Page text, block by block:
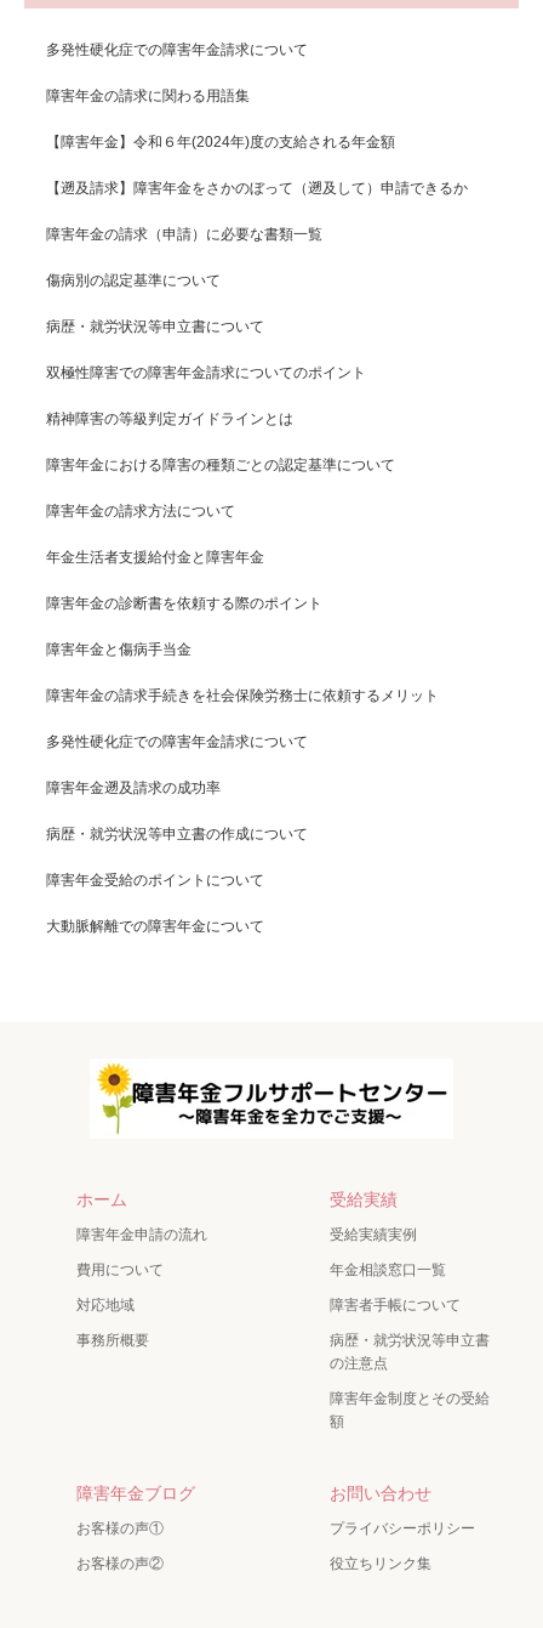
多発性硬化症での障害年金請求について
障害年金の請求に関わる用語集
【障害年金】令和６年(2024年)度の支給される年金額
【遡及請求】障害年金をさかのぼって（遡及して）申請できるか
障害年金の請求（申請）に必要な書類一覧
傷病別の認定基準について
病歴・就労状況等申立書について
双極性障害での障害年金請求についてのポイント
精神障害の等級判定ガイドラインとは
障害年金における障害の種類ごとの認定基準について
障害年金の請求方法について
年金生活者支援給付金と障害年金
障害年金の診断書を依頼する際のポイント
障害年金と傷病手当金
障害年金の請求手続きを社会保険労務士に依頼するメリット
多発性硬化症での障害年金請求について
障害年金遡及請求の成功率
病歴・就労状況等申立書の作成について
障害年金受給のポイントについて
大動脈解離での障害年金について
ホーム
障害年金申請の流れ
費用について
対応地域
事務所概要
受給実績
受給実績実例
年金相談窓口一覧
障害者手帳について
病歴・就労状況等申立書
の注意点
障害年金制度とその受給
額
障害年金ブログ
お客様の声①
お客様の声②
お問い合わせ
プライバシーポリシー
役立ちリンク集